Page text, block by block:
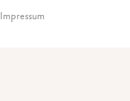
Impressum